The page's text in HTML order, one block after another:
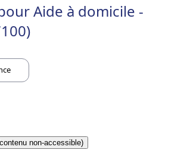
Aide à domicile -
non-accessible)